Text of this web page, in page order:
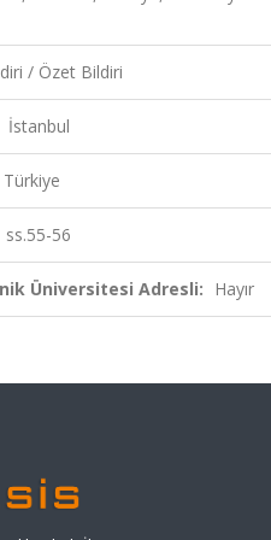
/ Özet Bildiri
İstanbul
Türkiye
ss.55-56
Üniversitesi Adresli: Hayır